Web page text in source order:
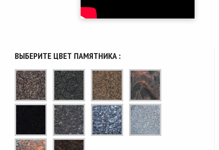
ВЫБЕРИТЕ ЦВЕТ ПАМЯТНИКА :